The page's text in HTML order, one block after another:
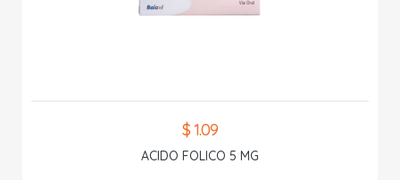
$ 1.09
ACIDO FOLICO 5 MG